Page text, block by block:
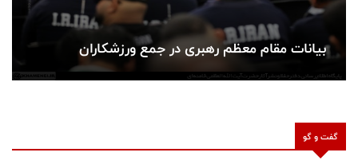
بیانات مقام معظم رهبری در جمع ورزشکاران
گفت و گو